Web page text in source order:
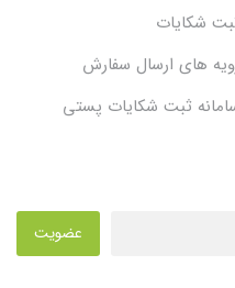
شکایات
های ارسال سفارش
ثبت شکایات پستی
عضویت